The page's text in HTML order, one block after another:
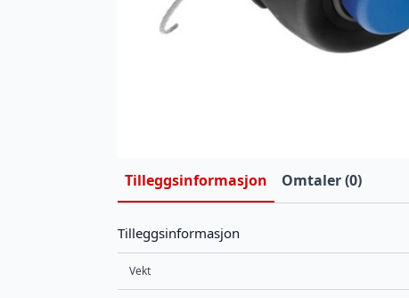
Tilleggsinformasjon Omtaler (0)
Tilleggsinformasjon
Vekt